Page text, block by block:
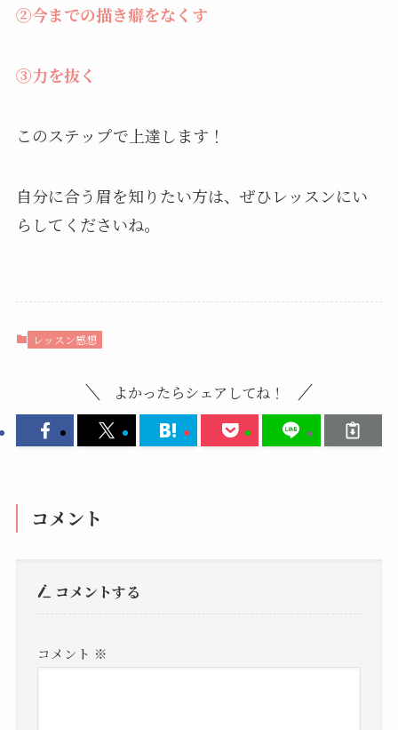
②今までの描き癖をなくす
③力を抜く
このステップで上達します！
自分に合う眉を知りたい方は、ぜひレッスンにい
らしてくださいね。
レッスン感想
よかったらシェアしてね！
コメント
コメントする
コメント ※